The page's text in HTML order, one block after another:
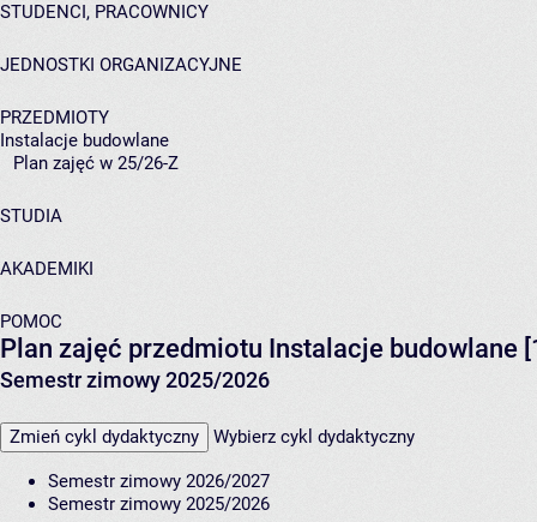
STUDENCI, PRACOWNICY
JEDNOSTKI ORGANIZACYJNE
PRZEDMIOTY
Instalacje budowlane
Plan zajęć w 25/26-Z
STUDIA
AKADEMIKI
POMOC
Plan zajęć przedmiotu Instalacje budowlane
Semestr zimowy 2025/2026
Zmień cykl dydaktyczny Wybierz cykl dydaktyczny
Semestr zimowy 2026/2027
Semestr zimowy 2025/2026